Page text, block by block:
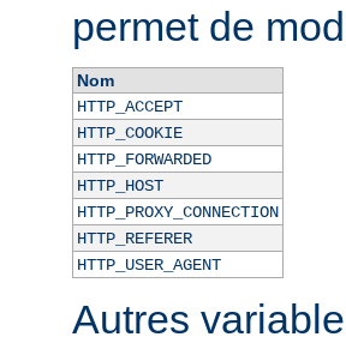
permet de
Nom
HTTP_ACCEPT
HTTP_COOKIE
HTTP_FORWARDED
HTTP_HOST
HTTP_PROXY_CONNECTION
HTTP_REFERER
HTTP_USER_AGENT
Autres